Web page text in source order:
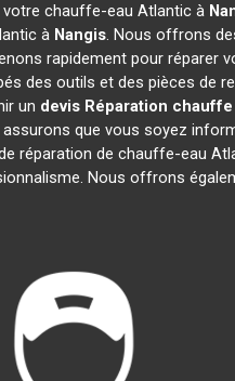
chauffe-eau Atlantic à
à Nangis. Nous offrons
rapidement pour réparer
des outils et des pièces de
un devis Réparation
que vous soyez
réparation de chauffe-eau
Nous offrons